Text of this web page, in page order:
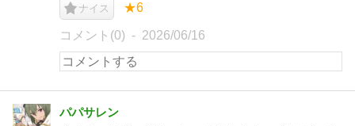
ナイス ★6
コメント(0) 2026/06/16
パパサレン